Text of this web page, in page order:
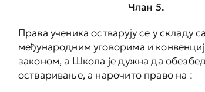
Члан 5.
Права ученика остварују се у складу
међународним уговорима и
законом, а Школа је дужна да
остваривање, а нарочито право на :